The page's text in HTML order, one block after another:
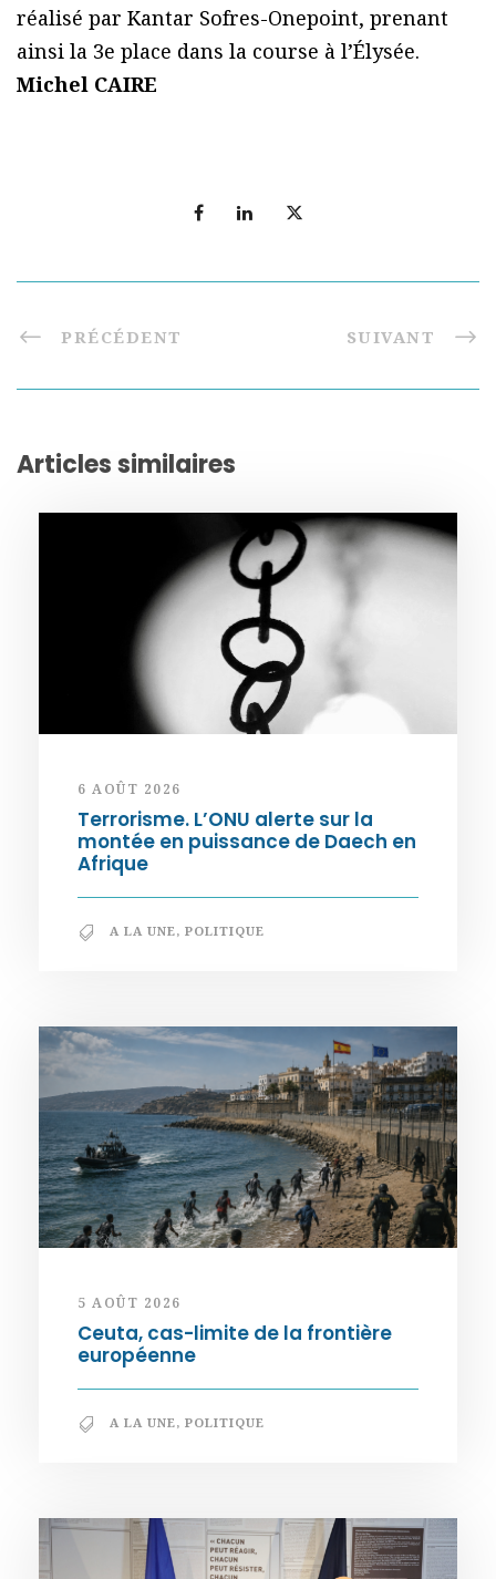
réalisé par Kantar Sofres-Onepoint, prenant
ainsi la 3e place dans la course à l’Élysée.
Michel CAIRE
PRÉCÉDENT SUIVANT
Articles similaires
6 AOÛT 2026
Terrorisme. L’ONU alerte sur la
montée en puissance de Daech en
Afrique
A LA UNE, POLITIQUE
5 AOÛT 2026
Ceuta, cas-limite de la frontière
européenne
A LA UNE, POLITIQUE